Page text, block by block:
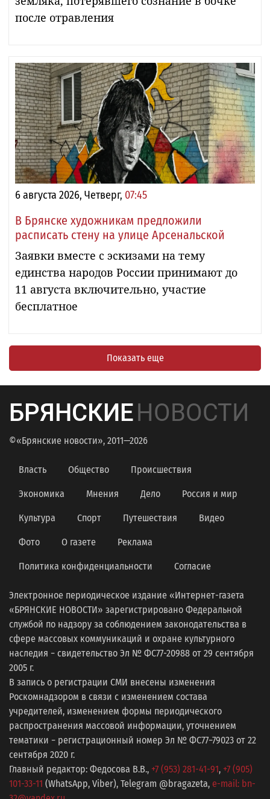
после отравления
6 августа 2026, Четверг, 07:45
В Брянске художникам предложили
расписать стену на улице Арсенальской
Заявки вместе с эскизами на тему
единства народов России принимают до
11 августа включительно, участие
бесплатное
Показать еще
БРЯНСКИЕНОВОСТИ
©«Брянские новости», 2011—2026
Власть Общество Происшествия
Экономика Мнения Дело Россия и мир
Культура Спорт Путешествия Видео
Фото О газете Реклама
Политика конфиденциальности Согласие
Электронное периодическое издание «Интернет-газета
«БРЯНСКИЕ НОВОСТИ» зарегистрировано Федеральной
службой по надзору за соблюдением законодательства в
сфере массовых коммуникаций и охране культурного
наследия − свидетельство Эл № ФС77-20988 от 29 сентября
2005 г.
В запись о регистрации СМИ внесены изменения
Роскомнадзором в связи с изменением состава
учредителей, изменением формы периодического
распространения массовой информации, уточнением
тематики − регистрационный номер Эл № ФС77−79023 от 22
сентября 2020 г.
Главный редактор: Федосова В.В., +7 (953) 281-41-91, +7 (905)
101-33-11 (WhatsApp, Viber), Telegram @bragazeta, e-mail: bn-